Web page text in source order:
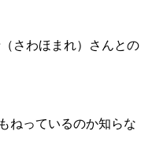
さわほまれ）さんとの
ねっているのか知らな